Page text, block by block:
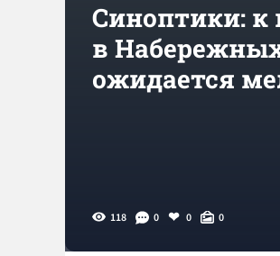
Синоптики: к
в
ожидается
118 0 0 0